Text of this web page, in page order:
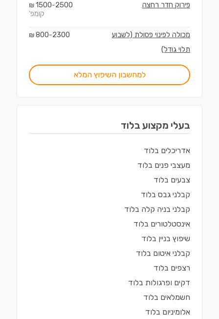
פירוק חדר רחצה 1500-2500
₪
קומפ'
מכולה לפינוי פסולת (לשבוע
תלוי גודל)
800-2300
₪
למחשבון השיפוץ המלא
בעלי מקצוע בלוד
אדריכלים בלוד
מעצבי פנים בלוד
צבעים בלוד
קבלני גבס בלוד
קבלני בניה קלה בלוד
אינסטלטורים בלוד
שיפוץ בניין בלוד
קבלני איטום בלוד
רצפים בלוד
דקים ופרגולות בלוד
חשמלאים בלוד
אלומיניום בלוד